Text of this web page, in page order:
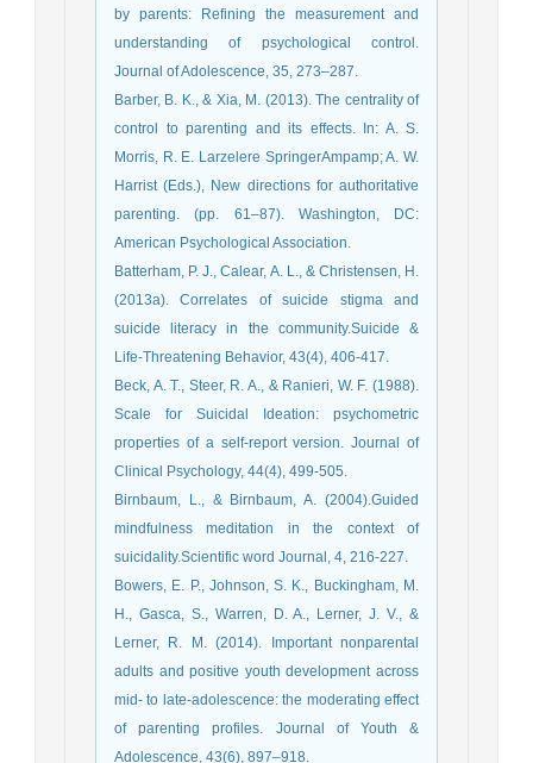
by parents: Refining the measurement and
understanding of psychological control.
Journal of Adolescence, 35, 273–287.
Barber, B. K., & Xia, M. (2013). The centrality of
control to parenting and its effects. In: A. S.
Morris, R. E. Larzelere SpringerAmpamp; A. W.
Harrist (Eds.), New directions for authoritative
parenting. (pp. 61–87). Washington, DC:
American Psychological Association.
Batterham, P. J., Calear, A. L., & Christensen, H.
(2013a). Correlates of suicide stigma and
suicide literacy in the community.Suicide &
Life-Threatening Behavior, 43(4), 406-417.
Beck, A. T., Steer, R. A., & Ranieri, W. F. (1988).
Scale for Suicidal Ideation: psychometric
properties of a self-report version. Journal of
Clinical Psychology, 44(4), 499-505.
Birnbaum, L., & Birnbaum, A. (2004).Guided
mindfulness meditation in the context of
suicidality.Scientific word Journal, 4, 216-227.
Bowers, E. P., Johnson, S. K., Buckingham, M.
H., Gasca, S., Warren, D. A., Lerner, J. V., &
Lerner, R. M. (2014). Important nonparental
adults and positive youth development across
mid- to late-adolescence: the moderating effect
of parenting profiles. Journal of Youth &
Adolescence, 43(6), 897–918.